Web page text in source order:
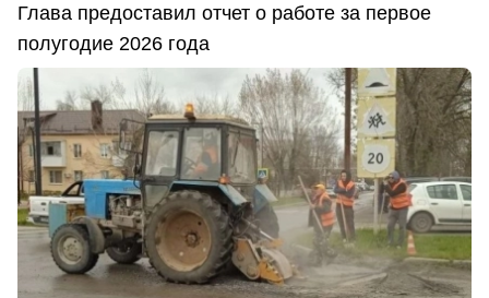
Глава предоставил отчет о работе за первое
полугодие 2026 года